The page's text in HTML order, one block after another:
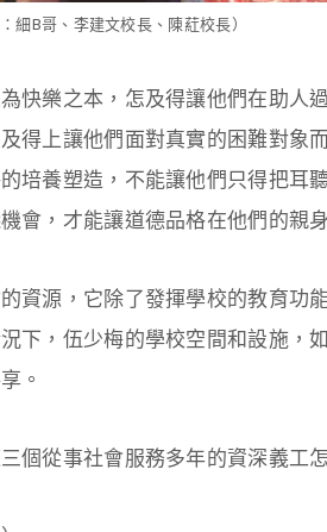
：細B哥、李建文校長、陳葒校長）
快樂之本，怎及得讓他們在助人
得上讓他們面對真實的困難對象
培養塑造，不能讓他們只得把耳
會，才能讓道德品格在他們的親
資源，它除了發揮學校的教育功
下，伍少梅的學校空間和設施，
。
個從事社會服務多年的資深義工